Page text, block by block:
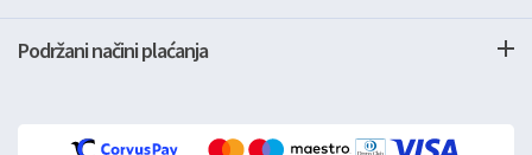
Podržani načini plaćanja